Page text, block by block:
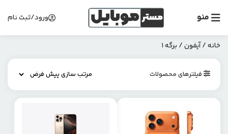
منو ورود/ثبت نام
خانه/آیفون/ برگه 1
فیلترهای محصولات